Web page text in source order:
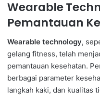
Wearable
Pemantauan
Wearable technology,
gelang fitness, telah
pemantauan kesehatan.
berbagai parameter
langkah kaki, dan kualitas